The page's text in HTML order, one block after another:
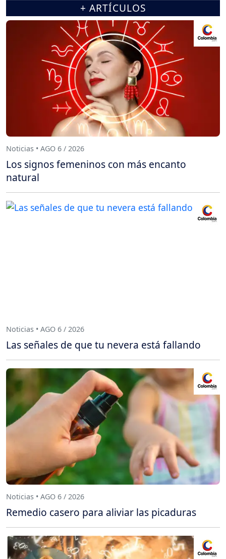
+ ARTÍCULOS
Noticias • AGO 6 / 2026
Los signos femeninos con más encanto
natural
Noticias • AGO 6 / 2026
Las señales de que tu nevera está fallando
Noticias • AGO 6 / 2026
Remedio casero para aliviar las picaduras